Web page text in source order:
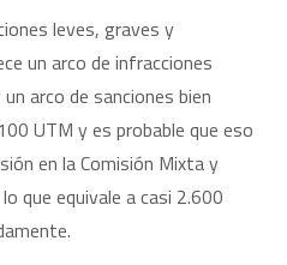
leves, graves y
un arco de infracciones
arco de sanciones bien
UTM y es probable que eso
en la Comisión Mixta y
que equivale a casi 2.600